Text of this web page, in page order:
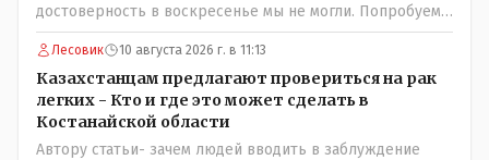
достоверность в воскресенье мы не могли. Попробуем
уточнить в управлении здравоохранения
Лесовик 10 августа 2026 г. в 11:13
Казахстанцам предлагают провериться на рак
легких - Кто и где это может сделать в
Костанайской области
Автору статьи- зачем людей вводить в заблуждение